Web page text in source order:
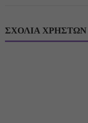
ΣΧΟΛΙΑ ΧΡΗΣΤΩΝ